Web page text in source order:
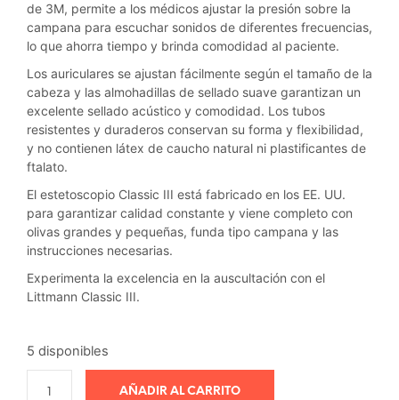
de 3M, permite a los médicos ajustar la presión sobre la
campana para escuchar sonidos de diferentes frecuencias,
lo que ahorra tiempo y brinda comodidad al paciente.
Los auriculares se ajustan fácilmente según el tamaño de la
cabeza y las almohadillas de sellado suave garantizan un
excelente sellado acústico y comodidad. Los tubos
resistentes y duraderos conservan su forma y flexibilidad,
y no contienen látex de caucho natural ni plastificantes de
ftalato.
El estetoscopio Classic III está fabricado en los EE. UU.
para garantizar calidad constante y viene completo con
olivas grandes y pequeñas, funda tipo campana y las
instrucciones necesarias.
Experimenta la excelencia en la auscultación con el
Littmann Classic III.
5 disponibles
AÑADIR AL CARRITO